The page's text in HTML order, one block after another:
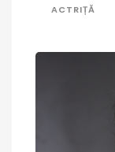
ACTRIȚĂ